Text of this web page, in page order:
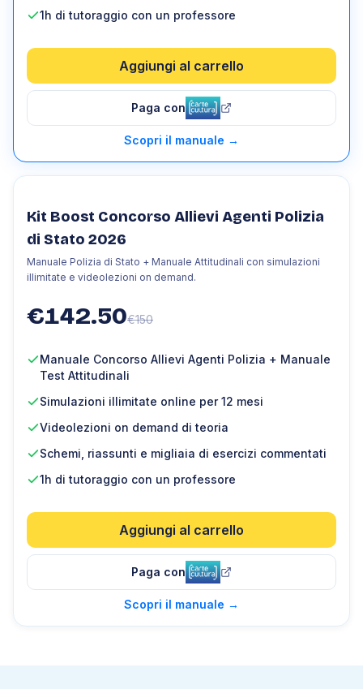
1h di tutoraggio con un professore
Aggiungi al carrello
Paga con
Scopri il manuale →
Kit Boost Concorso Allievi Agenti Polizia
di Stato 2026
Manuale Polizia di Stato + Manuale Attitudinali con simulazioni
illimitate e videolezioni on demand.
€142.50€150
Manuale Concorso Allievi Agenti Polizia + Manuale
Test Attitudinali
Simulazioni illimitate online per 12 mesi
Videolezioni on demand di teoria
Schemi, riassunti e migliaia di esercizi commentati
1h di tutoraggio con un professore
Aggiungi al carrello
Paga con
Scopri il manuale →